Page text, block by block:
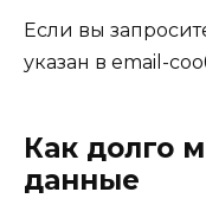
Если вы
указан в email-
Как долго
данные